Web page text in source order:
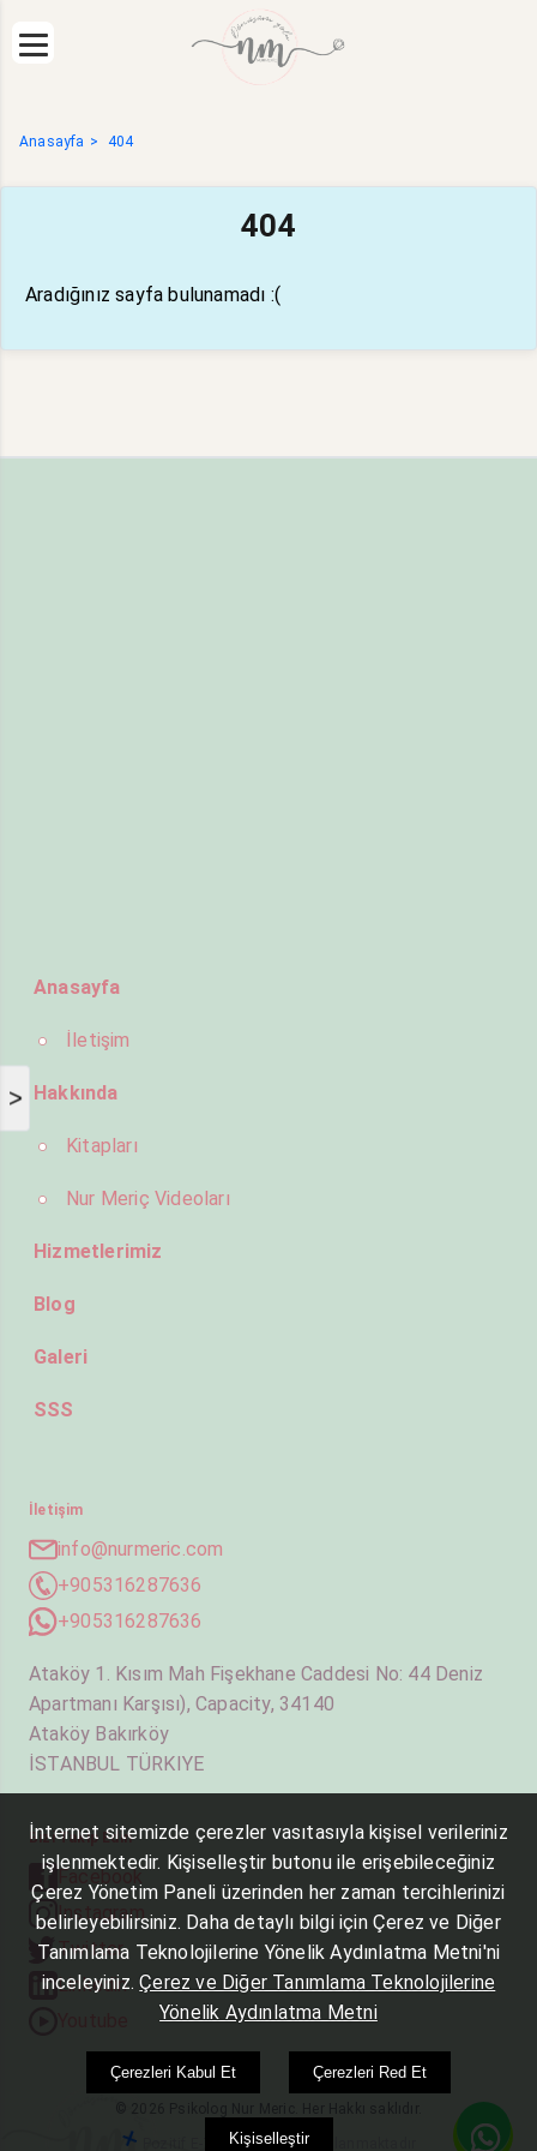
>
Anasayfa 404
404
Aradığınız sayfa bulunamadı :(
Anasayfa
İletişim
Hakkında
Kitapları
Nur Meriç Videoları
Hizmetlerimiz
Blog
Galeri
SSS
İletişim
info@nurmeric.com
+905316287636
+905316287636
Ataköy 1. Kısım Mah Fişekhane Caddesi No: 44 Deniz
Apartmanı Karşısı), Capacity, 34140
Ataköy Bakırköy
İSTANBUL TÜRKIYE
Bizi Takip Edin
Facebook
Instagram
Twitter
Linkedin
Pozitif E-Ticaret Yazılımı Kullanmaktadır
İnternet sitemizde çerezler vasıtasıyla kişisel verileriniz
işlenmektedir. Kişiselleştir butonu ile erişebileceğiniz
Çerez Yönetim Paneli üzerinden her zaman tercihlerinizi
belirleyebilirsiniz. Daha detaylı bilgi için Çerez ve Diğer
Tanımlama Teknolojilerine Yönelik Aydınlatma Metni'ni
inceleyiniz.Çerez ve Diğer Tanımlama Teknolojilerine
Yönelik Aydınlatma Metni
Çerezleri Kabul Et Çerezleri Red Et
Kişiselleştir